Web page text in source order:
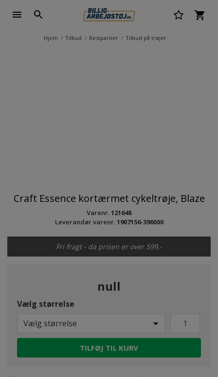
Hjem Tilbud Restpartier Tilbud på trøjer
Craft Essence kortærmet cykeltrøje, Blaze
Varenr.121648
Leverandør varenr.1907156-396000
Fri fragt - da prisen er over 599,-
null
Vælg størrelse
Vælg størrelse
TILFØJ TIL KURV